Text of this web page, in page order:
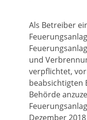
Als Betreiber
und
verpflichtet,
beabsichtigten
Behörde
Dezember